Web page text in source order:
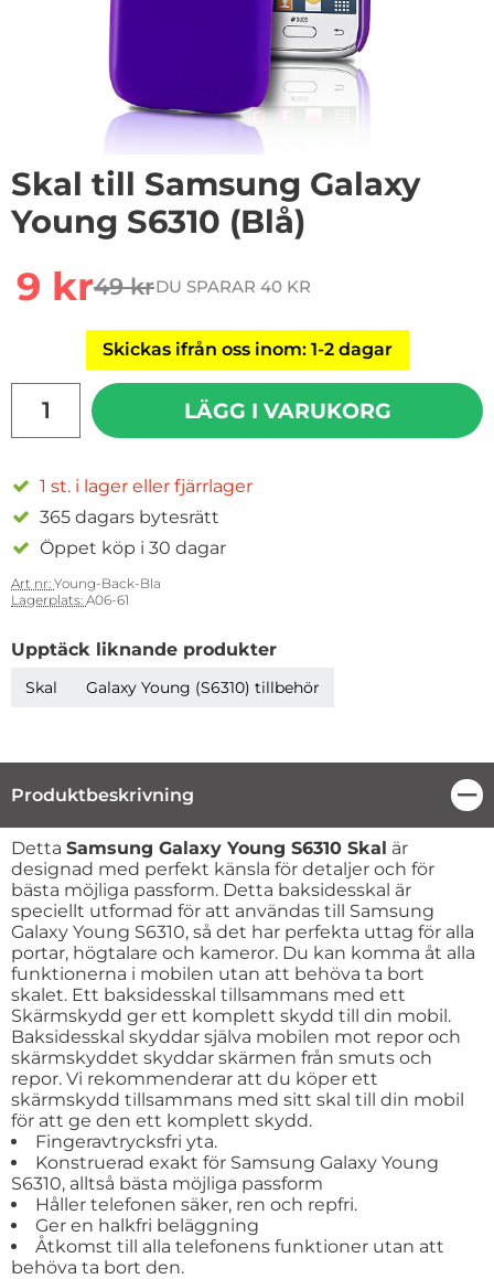
Skal till Samsung Galaxy
Young S6310 (Blå)
rea pris
9 krtidigare pris
49 krDU SPARAR 40 KR
Skickas ifrån oss inom: 1-2 dagar
LÄGG I VARUKORG
1 st. i lager eller fjärrlager
365 dagars bytesrätt
Öppet köp i 30 dagar
Art nr: Young-Back-Bla
Lagerplats: A06-61
Upptäck liknande produkter
Skal Galaxy Young (S6310) tillbehör
Produktbeskrivning
Produktbeskrivning
Detta Samsung Galaxy Young S6310 Skal är
designad med perfekt känsla för detaljer och för
bästa möjliga passform. Detta baksidesskal är
speciellt utformad för att användas till Samsung
Galaxy Young S6310, så det har perfekta uttag för alla
portar, högtalare och kameror. Du kan komma åt alla
funktionerna i mobilen utan att behöva ta bort
skalet. Ett baksidesskal tillsammans med ett
Skärmskydd ger ett komplett skydd till din mobil.
Baksidesskal skyddar själva mobilen mot repor och
skärmskyddet skyddar skärmen från smuts och
repor. Vi rekommenderar att du köper ett
skärmskydd tillsammans med sitt skal till din mobil
för att ge den ett komplett skydd.
Fingeravtrycksfri yta.
Konstruerad exakt för Samsung Galaxy Young
S6310, alltså bästa möjliga passform
Håller telefonen säker, ren och repfri.
Ger en halkfri beläggning
Åtkomst till alla telefonens funktioner utan att
behöva ta bort den.